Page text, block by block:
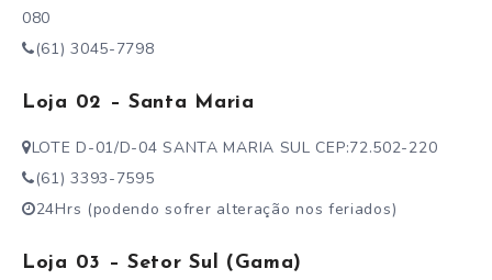
080
(61) 3045-7798
Loja 02 – Santa Maria
LOTE D-01/D-04 SANTA MARIA SUL CEP:72.502-220
(61) 3393-7595
24Hrs (podendo sofrer alteração nos feriados)
Loja 03 – Setor Sul (Gama)